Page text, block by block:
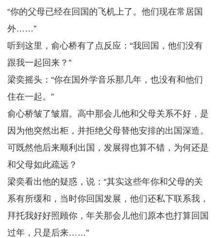
“你的父母已经在回国的飞机上了。他们现在常居国
外……”
听到这里，俞心桥有了点反应：“我回国，他们没有
跟我一起回来？”
梁奕摇头：“你在国外学音乐那几年，也没有和他们
住在一起。”
俞心桥皱了皱眉。高中那会儿他和父母关系不好，是
因为他突然出柜，并拒绝父母替他安排的出国深造。
可既然他后来顺利出国，发展得也算不错，为何还是
和父母如此疏远？
梁奕看出他的疑惑，说：“其实这些年你和父母的关
系有所缓和，当时你回国发展，他们还私下联系我，
拜托我好好照顾你，年关那会儿他们原本也打算回国
过年，只是后来……”